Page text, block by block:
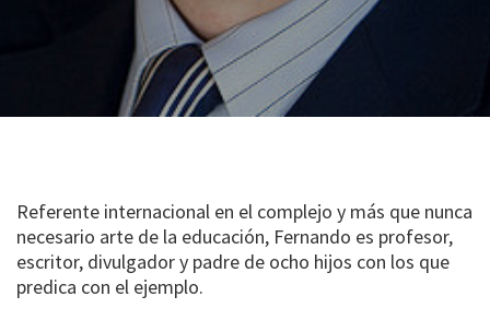
Referente internacional en el complejo y más que nunca
necesario arte de la educación, Fernando es profesor,
escritor, divulgador y padre de ocho hijos con los que
predica con el ejemplo.